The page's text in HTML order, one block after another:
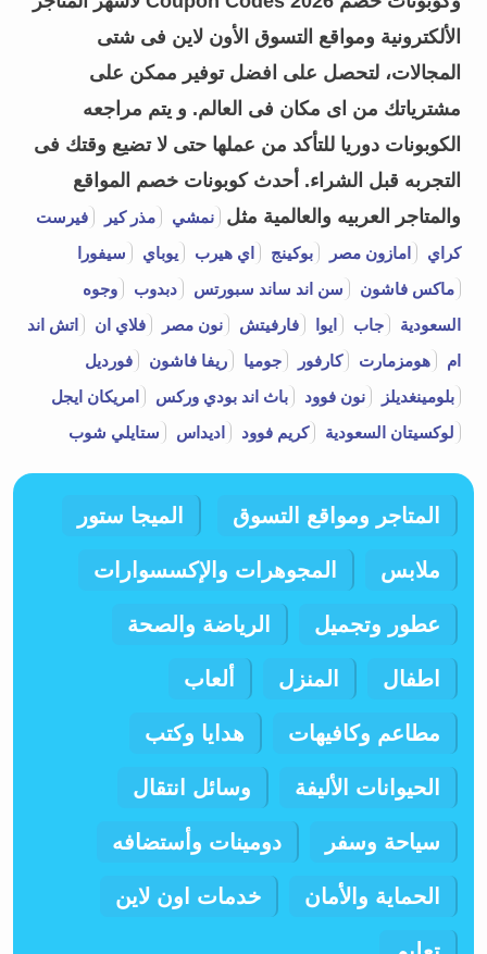
الألكترونية ومواقع التسوق الأون لاين فى شتى
المجالات، لتحصل على افضل توفير ممكن على
مشترياتك من اى مكان فى العالم. و يتم مراجعه
الكوبونات دوريا للتأكد من عملها حتى لا تضيع وقتك فى
التجربه قبل الشراء. أحدث كوبونات خصم المواقع
والمتاجر العربيه والعالمية مثل
نمشي مذر كير
فيرست
كراي
امازون مصر بوكينج اي هيرب يوباي
سيفورا
ماكس فاشون
سن اند ساند سبورتس دبدوب
وجوه
السعودية
جاب ايوا فارفيتش نون مصر فلاي ان
اتش اند
ام
هومزمارت كارفور جوميا ريفا فاشون
فورديل
بلومينغديلز
نون فوود باث اند بودي وركس
امريكان ايجل
لوكسيتان السعودية
كريم فوود اديداس ستايلي شوب
المتاجر ومواقع التسوق الميجا ستور
ملابس المجوهرات والإكسسوارات
عطور وتجميل الرياضة والصحة
اطفال المنزل ألعاب
مطاعم وكافيهات هدايا وكتب
الحيوانات الأليفة وسائل انتقال
سياحة وسفر دومينات وأستضافه
الحماية والأمان خدمات اون لاين